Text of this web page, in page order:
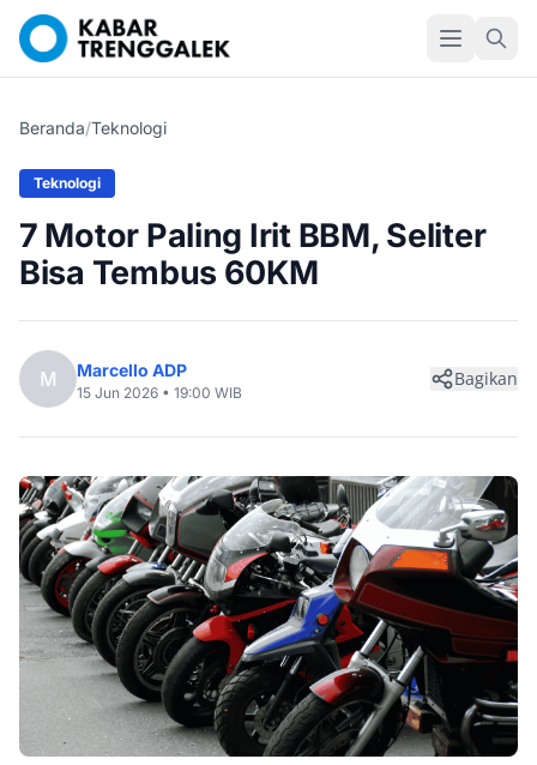
Beranda/Teknologi
Teknologi
7 Motor Paling Irit BBM, Seliter
Bisa Tembus 60KM
M Marcello ADP
15 Jun 2026 • 19:00 WIB
Bagikan